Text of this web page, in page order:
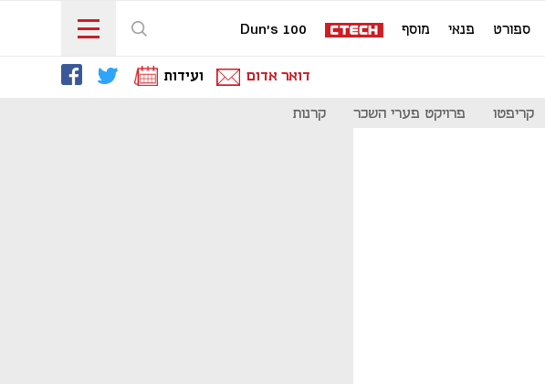
ספורט פנאי מוסף Dun's 100
דואר אדום ועידות
קריפטו פרויקט פערי השכר קרנות